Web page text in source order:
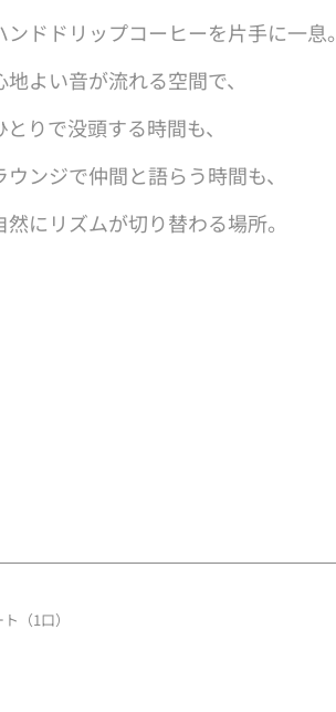
ンドドリップコーヒーを片手に一息。
地よい音が流れる空間で、
とりで没頭する時間も、
ウンジで仲間と語らう時間も、
然にリズムが切り替わる場所。
（1口）